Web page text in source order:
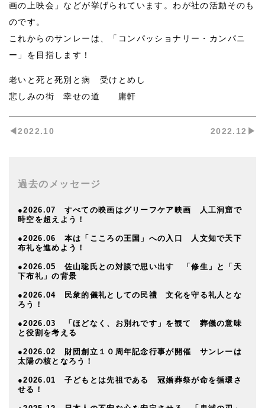
画の上映会」などが挙げられています。わが社の活動そのも
のです。
これからのサンレーは、「コンパッショナリー・カンパニ
ー」を目指します！
老いと死と死別と病 受けとめし
悲しみの街 幸せの道 庸軒
◀︎2022.10 2022.12▶︎
過去のメッセージ
●2026.07 すべての映画はグリーフケア映画 人工洞窟で
時空を超えよう！
●2026.06 本は「こころの王国」への入口 人文知で天下
布礼を進めよう！
●2026.05 佐山聡氏との対談で思い出す 「修生」と「天
下布礼」の背景
●2026.04 民衆的儀礼としての民禮 文化を守る礼人とな
ろう！
●2026.03 「ほどなく、お別れです」を観て 葬儀の意味
と役割を考える
●2026.02 財団創立１０周年記念行事が開催 サンレーは
太陽の核となろう！
●2026.01 子どもとは先祖である 冠婚葬祭が命を循環さ
せる！